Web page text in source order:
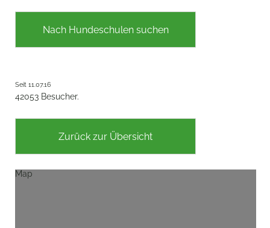
Nach Hundeschulen suchen
Seit 11.07.16
42053 Besucher.
Zurück zur Übersicht
Map